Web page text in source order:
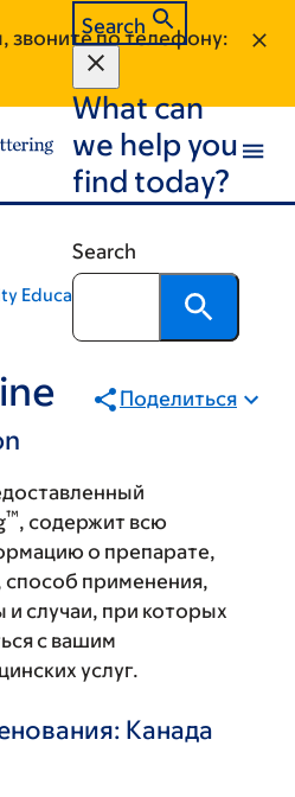
звоните по телефону:
Search
What can
we help you
find today?
Search
Education
Поделиться
™, содержит всю
о препарате,
способ применения,
случаи, при которых
с вашим
услуг.
Канада